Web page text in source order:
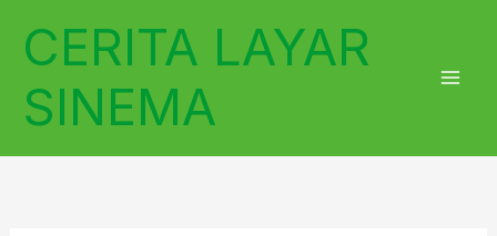
CERITA LAYAR
SINEMA